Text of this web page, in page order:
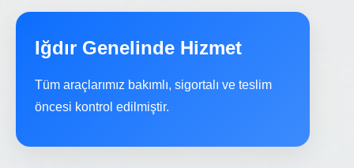
Iğdır Genelinde Hizmet
Tüm araçlarımız bakımlı, sigortalı ve teslim
öncesi kontrol edilmiştir.